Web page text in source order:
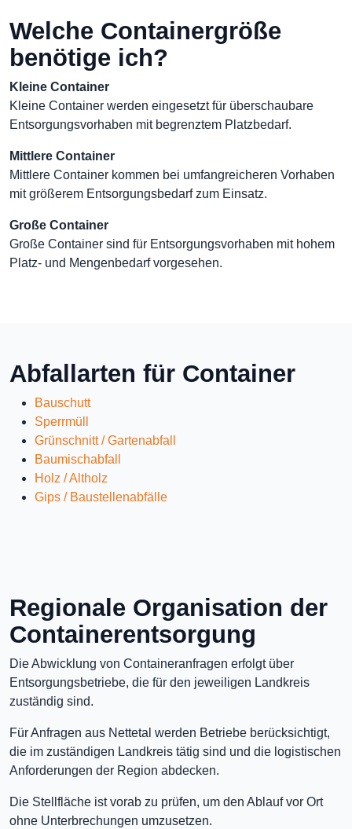
Welche Containergröße
benötige ich?
Kleine Container
Kleine Container werden eingesetzt für überschaubare
Entsorgungsvorhaben mit begrenztem Platzbedarf.
Mittlere Container
Mittlere Container kommen bei umfangreicheren Vorhaben
mit größerem Entsorgungsbedarf zum Einsatz.
Große Container
Große Container sind für Entsorgungsvorhaben mit hohem
Platz- und Mengenbedarf vorgesehen.
Abfallarten für Container
Bauschutt
Sperrmüll
Grünschnitt / Gartenabfall
Baumischabfall
Holz / Altholz
Gips / Baustellenabfälle
Regionale Organisation der
Containerentsorgung
Die Abwicklung von Containeranfragen erfolgt über
Entsorgungsbetriebe, die für den jeweiligen Landkreis
zuständig sind.
Für Anfragen aus Nettetal werden Betriebe berücksichtigt,
die im zuständigen Landkreis tätig sind und die logistischen
Anforderungen der Region abdecken.
Die Stellfläche ist vorab zu prüfen, um den Ablauf vor Ort
ohne Unterbrechungen umzusetzen.